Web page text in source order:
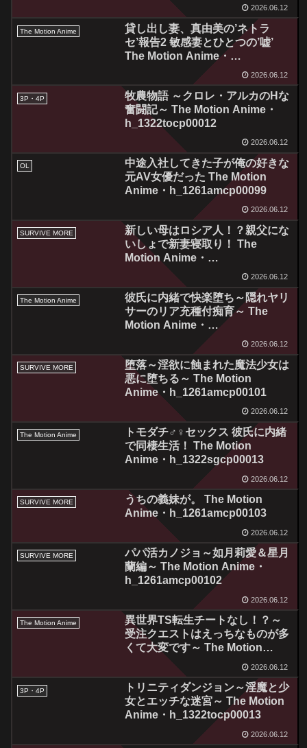
2026.06.12
The Motion Anime
貸し出し妻、真由美の’ネトラ
セ’報告2 敏感妻とひとつの’嘘’
The Motion Anime・
h_1322sgcp00011
2026.06.12
3P・4P
牧農物語 ～クロレ・アルカのHな
奮闘記～ The Motion Anime・
h_1322tocp00012
2026.06.12
OL
中途入社してきた子が俺の好きな
元AV女優だった The Motion
Anime・h_1261amcp00099
2026.06.12
SURVIVE MORE
新しい母はロシア人！？親父にな
いしょで新妻寝取り！ The
Motion Anime・
h_1261amcp00100
2026.06.12
The Motion Anime
彼氏に内緒で快楽堕ち～隠れヤリ
サーのリア充種付痴育～ The
Motion Anime・
h_1262sgcp00012
2026.06.12
SURVIVE MORE
堕落～淫欲に蝕まれた魔法少女は
悪に堕ちる～ The Motion
Anime・h_1261amcp00101
2026.06.12
The Motion Anime
トモダチ♂♀セックス 彼氏に内緒
で同棲生活！ The Motion
Anime・h_1322sgcp00013
2026.06.12
SURVIVE MORE
うちの義妹が。 The Motion
Anime・h_1261amcp00103
2026.06.12
SURVIVE MORE
パパ活カノジョ～如月莉愛＆星月
蘭編～ The Motion Anime・
h_1261amcp00102
2026.06.12
The Motion Anime
異世界TS転生チートなし！？～
受注クエストはえっちなものが多
くて大変です～ The Motion
Anime・h_1262apcp000022026.06.12
3P・4P
トリニティダンジョン～淫魔と少
女とエッチな迷宮～ The Motion
Anime・h_1322tocp00013
2026.06.12